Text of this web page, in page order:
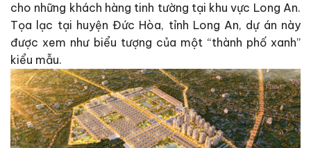
cho những khách hàng tinh tường tại khu vực Long An.
Tọa lạc tại huyện Đức Hòa, tỉnh Long An, dự án này
được xem như biểu tượng của một “thành phố xanh”
kiểu mẫu.